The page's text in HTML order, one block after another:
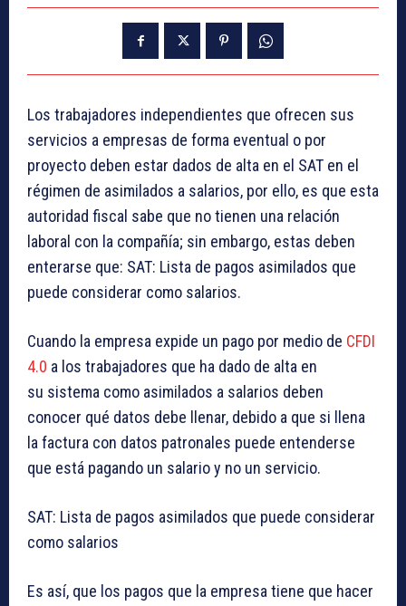
Los trabajadores independientes que ofrecen sus
servicios a empresas de forma eventual o por
proyecto deben estar dados de alta en el SAT en el
régimen de asimilados a salarios, por ello, es que esta
autoridad fiscal sabe que no tienen una relación
laboral con la compañía; sin embargo, estas deben
enterarse que: SAT: Lista de pagos asimilados que
puede considerar como salarios.
Cuando la empresa expide un pago por medio de CFDI
4.0 a los trabajadores que ha dado de alta en
su sistema como asimilados a salarios deben
conocer qué datos debe llenar, debido a que si llena
la factura con datos patronales puede entenderse
que está pagando un salario y no un servicio.
SAT: Lista de pagos asimilados que puede considerar
como salarios
Es así, que los pagos que la empresa tiene que hacer